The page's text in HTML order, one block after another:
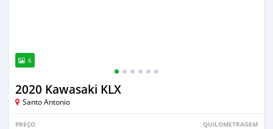
6
2020 Kawasaki KLX
Santo Antonio
PREÇO QUILOMETRAGEM